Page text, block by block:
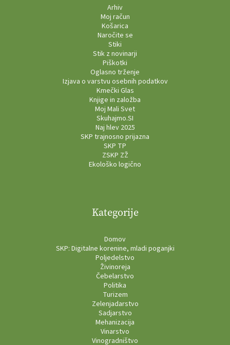
Arhiv
Moj račun
Košarica
Naročite se
Stiki
Stik z novinarji
Piškotki
Oglasno trženje
Izjava o varstvu osebnih podatkov
Kmečki Glas
Knjige in založba
Moj Mali Svet
Skuhajmo.SI
Naj hlev 2025
SKP trajnosno prijazna
SKP TP
ZSKP ZŽ
Ekološko logično
Kategorije
Domov
SKP: Digitalne korenine, mladi poganjki
Poljedelstvo
Živinoreja
Čebelarstvo
Politika
Turizem
Zelenjadarstvo
Sadjarstvo
Mehanizacija
Vinarstvo
Vinogradništvo